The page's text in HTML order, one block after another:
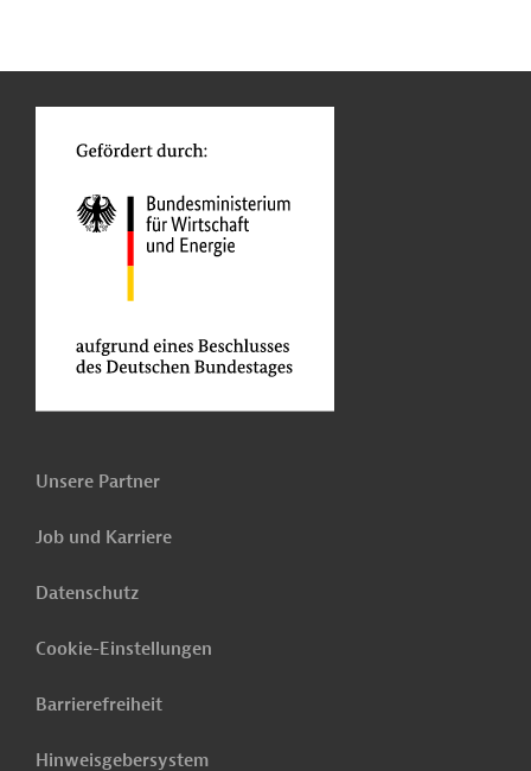
Unsere Partner
Job und Karriere
Datenschutz
Cookie-Einstellungen
Barrierefreiheit
Hinweisgebersystem